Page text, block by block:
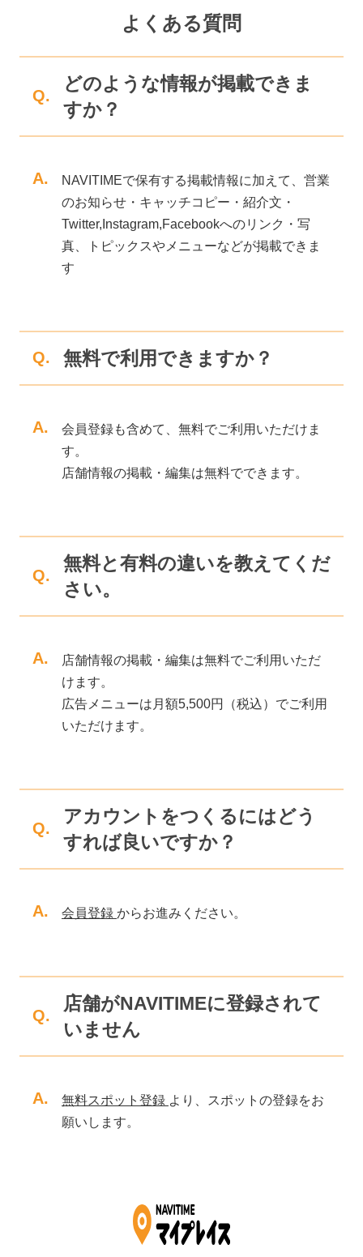
よくある質問
Q.
どのような情報が掲載できま
すか？
A.
NAVITIMEで保有する掲載情報に加えて、営業
のお知らせ・キャッチコピー・紹介文・
Twitter,Instagram,Facebookへのリンク・写
真、トピックスやメニューなどが掲載できま
す
Q. 無料で利用できますか？
A.
会員登録も含めて、無料でご利用いただけま
す。
店舗情報の掲載・編集は無料でできます。
Q.
無料と有料の違いを教えてくだ
さい。
A.
店舗情報の掲載・編集は無料でご利用いただ
けます。
広告メニューは月額5,500円（税込）でご利用
いただけます。
Q.
アカウントをつくるにはどう
すれば良いですか？
A. 会員登録 からお進みください。
Q.
店舗がNAVITIMEに登録されて
いません
A. 無料スポット登録 より、スポットの登録をお
願いします。